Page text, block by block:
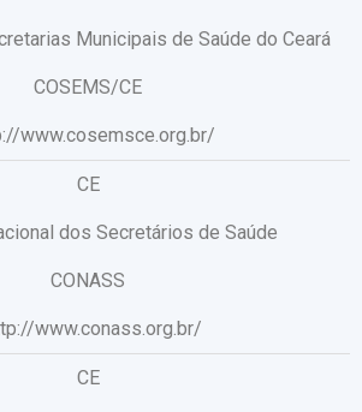
Municipais de Saúde do Ceará
COSEMS/CE
www.cosemsce.org.br/
CE
dos Secretários de Saúde
CONASS
www.conass.org.br/
CE